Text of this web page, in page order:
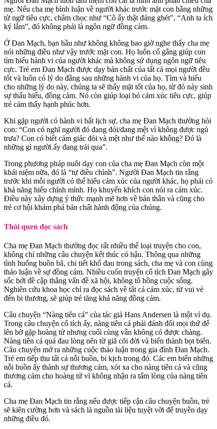
mẹ. Nếu cha mẹ bình luận về người khác trước mặt con bằng những
từ ngữ tiêu cực, châm chọc như “Cô ấy thật đáng ghét”, “Anh ta ích
kỷ lắm”, đó không phải là ngôn ngữ đồng cảm.
Ở Đan Mạch, bạn hầu như không không bao giờ nghe thấy cha mẹ
nói những điều như vậy trước mặt con. Họ luôn cố gắng giúp con
tìm hiểu hành vi của người khác mà không sử dụng ngôn ngữ tiêu
cực. Trẻ em Đan Mạch được dạy bản chất của tất cả mọi người đều
tốt và luôn có lý do đằng sau những hành vi của họ. Tìm và hiểu
cho những lý do này, chúng ta sẽ thấy mặt tốt của họ, từ đó nảy sinh
sự thấu hiểu, đồng cảm. Nó còn giúp loại bỏ cảm xúc tiêu cực, giúp
trẻ cảm thấy hạnh phúc hơn.
Khi gặp người có hành vi bất lịch sự, cha mẹ Đan Mạch thường hỏi
con: “Con có nghĩ người đó đang đói/đang mệt vì không được ngủ
trưa? Con có biết cảm giác đói và mệt như thế nào không? Đó là
những gì người ấy đang trải qua”.
Trong phương pháp nuôi dạy con của cha mẹ Đan Mạch còn một
khái niệm nữa, đó là “tự điều chỉnh”. Người Đan Mạch tin rằng
trước khi mỗi người có thể hiểu cảm xúc của người khác, họ phải có
khả năng hiểu chính mình. Họ khuyến khích con nói ra cảm xúc.
Điều này xây dựng ý thức mạnh mẽ hơn về bản thân và cũng cho
trẻ cơ hội khám phá bản chất hành động của chúng.
Thói quen đọc sách
Cha mẹ Đan Mạch thường đọc rất nhiều thể loại truyện cho con,
không chỉ những câu chuyện kết thúc có hậu. Thông qua những
tình huống buồn bã, chi tiết khổ đau trong sách, cha mẹ và con cùng
thảo luận về sự đồng cảm. Nhiều cuốn truyện cổ tích Đan Mạch gây
sốc bởi đề cập thẳng vấn đề xã hội, không tô hồng cuộc sống.
Nghiên cứu khoa học chỉ ra đọc sách về tất cả cảm xúc, từ vui vẻ
đến bi thương, sẽ giúp trẻ tăng khả năng đồng cảm.
Câu chuyện “Nàng tiên cá” của tác giả Hans Andersen là một ví dụ.
Trong câu chuyện cổ tích ấy, nàng tiên cá phải đánh đổi mọi thứ để
lên bờ gặp hoàng tử nhưng cuối cùng vẫn không có được chàng.
Nàng tiên cá quá đau lòng nên từ giã cõi đời và biến thành bọt biển.
Câu chuyện mở ra những cuộc thảo luận trong gia đình Đan Mạch.
Trẻ em tiếp thu tất cả nỗi buồn, bi kịch trong đó. Các em biến những
nỗi buồn ấy thành sự thương cảm, xót xa cho nàng tiên cá và cũng
thương cảm cho hoàng tử vì không nhận ra tấm lòng của nàng tiên
cá.
Cha mẹ Đan Mạch tin rằng nếu được tiếp cận câu chuyện buồn, trẻ
sẽ kiên cường hơn và sách là nguồn tài liệu tuyệt vời để truyền dạy
những điều đó.